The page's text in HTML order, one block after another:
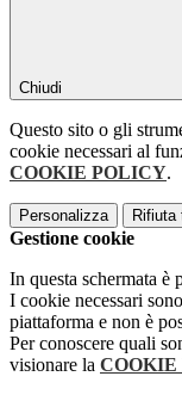
Chiudi
Questo sito o gli
cookie necessari al
COOKIE POLICY.
Personalizza Rifiuta
Gestione cookie
In questa schermata è
I cookie necessari
piattaforma e non è
Per conoscere quali
visionare la